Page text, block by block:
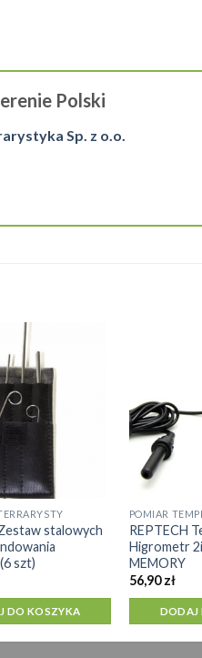
Polski
Sp. z o.o.
stalowych
szt)
DO KOSZYKA
REPTECH
Higrometr
MEMORY
56,90zł
DODAJ